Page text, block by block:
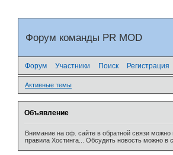
Форум команды PR MOD
Форум Участники Поиск Регистрация
Активные темы
Объявление
Внимание на оф. сайте в обратной связи
правила Хостинга... Обсудить новость можно